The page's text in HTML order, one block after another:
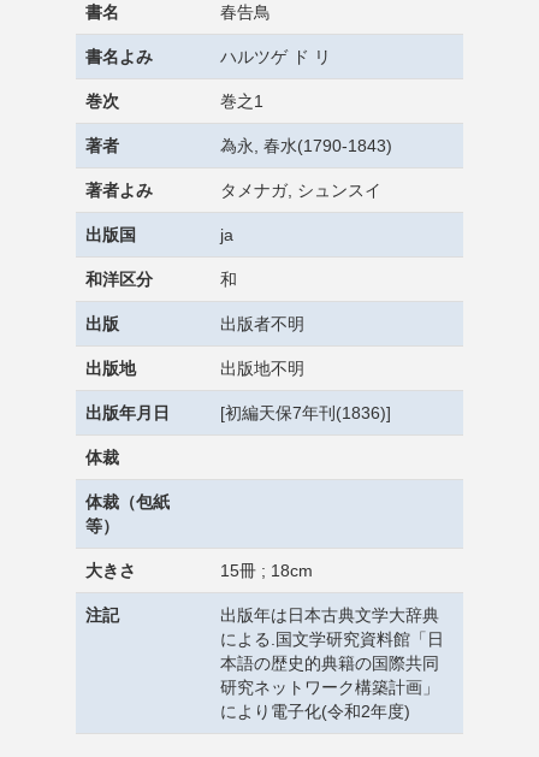
書名 春告鳥
書名よみ ハルツゲ ド リ
巻次 巻之1
著者 為永, 春水(1790-1843)
著者よみ タメナガ, シュンスイ
出版国 ja
和洋区分 和
出版 出版者不明
出版地 出版地不明
出版年月日 [初編天保7年刊(1836)]
体裁
体裁（包紙
等）
大きさ 15冊 ; 18cm
注記
出版年は日本古典文学大辞典
による.国文学研究資料館「日
本語の歴史的典籍の国際共同
研究ネットワーク構築計画」
により電子化(令和2年度)